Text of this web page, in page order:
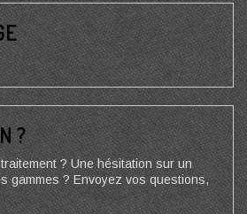
?
? Une hésitation sur un
gammes ? Envoyez vos questions,